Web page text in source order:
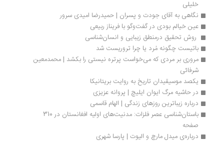
نگاهی به آقای جودت و پسران | حمیدرضا امیدی سرور
عین خیالم بودی در گفت‌وگو با فریناز ربیعی
روش تحقیق درمنطق زیبایی و انسان‌شناسی
باتیست چگونه مُرد یا چرا تروریست شد
مروری بر مردی که می‌خواست پرتره نیستی را بکشد | محمدمعین
یکصد موسیقیدان تاریخ به روایت بریتانیکا
در حاشیه مرگ ایوان ایلیچ | پروانه عزیزی
درباره زیباترین روزهای زندگی | الهام قاسمی
درباره‌ی میدل مارچ و الیوت | پارسا شهری